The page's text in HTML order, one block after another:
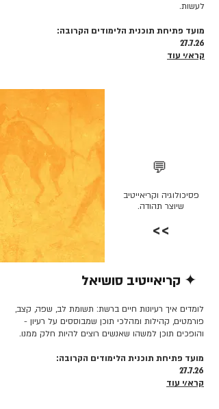
לעשות.
מועד פתיחת תוכנית הלימודים הקרובה:
27.7.26
קרא/י עוד
💬
פסיכולוגיה וקריאייטיב
שיוצר תהודה.
>>
✦ קריאייטיב סושיאל
לומדים איך רעיונות חיים ברשת: תשומת לב, שפה, קצב,
פורמטים, קהילות ומהלכי תוכן שמבוססים על רעיון -
והופכים תוכן למשהו שאנשים רוצים להיות חלק ממנו.
מועד פתיחת תוכנית הלימודים הקרובה:
27.7.26
קרא/י עוד